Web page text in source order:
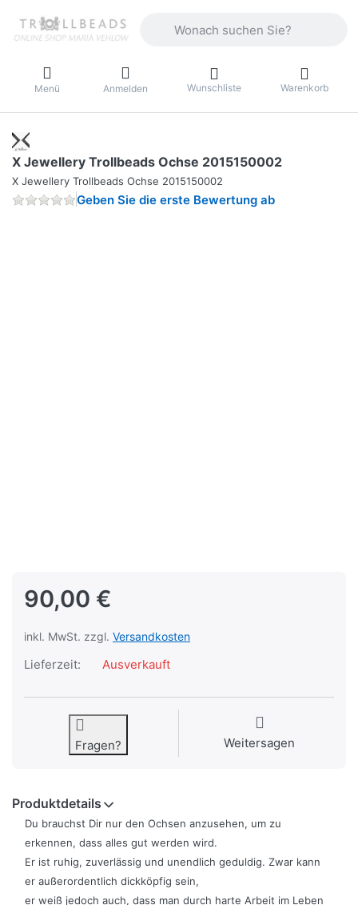
Menü Anmelden Wunschliste Warenkorb
X Jewellery Trollbeads Ochse 2015150002
X Jewellery Trollbeads Ochse 2015150002
Geben Sie die erste Bewertung ab
90,00 €
inkl. MwSt. zzgl. Versandkosten
Lieferzeit: Ausverkauft
Fragen? Weitersagen
Produktdetails
Du brauchst Dir nur den Ochsen anzusehen, um zu
erkennen, dass alles gut werden wird.
Er ist ruhig, zuverlässig und unendlich geduldig. Zwar kann
er außerordentlich dickköpfig sein,
er weiß jedoch auch, dass man durch harte Arbeit im Leben